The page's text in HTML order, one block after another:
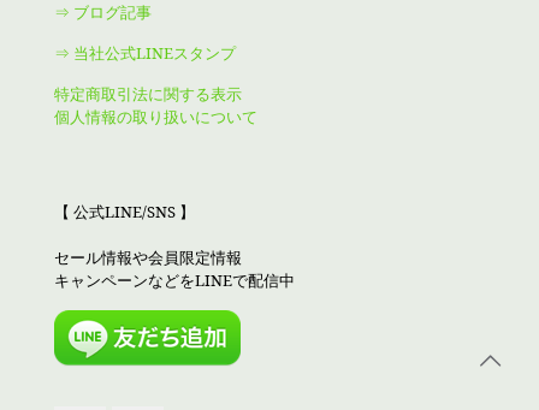
⇒ ブログ記事
⇒ 当社公式LINEスタンプ
特定商取引法に関する表示
個人情報の取り扱いについて
【 公式LINE/SNS 】
セール情報や会員限定情報
キャンペーンなどをLINEで配信中